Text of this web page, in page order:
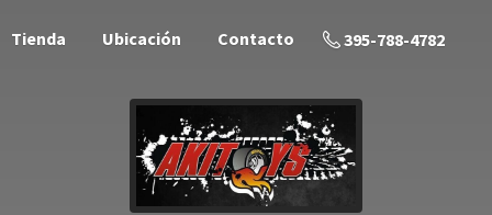
Tienda Ubicación Contacto 395-788-4782